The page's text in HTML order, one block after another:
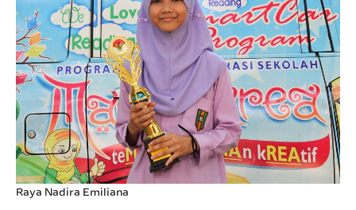
Raya Nadira Emiliana